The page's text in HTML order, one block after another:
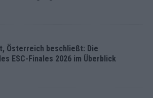
Österreich beschließt: Die
ESC-Finales 2026 im Überblick